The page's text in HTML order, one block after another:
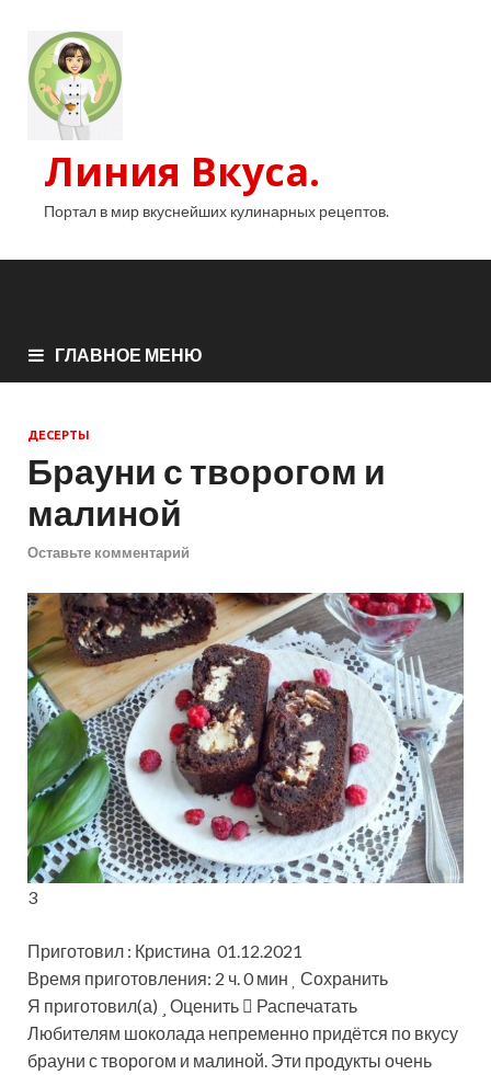
Линия Вкуса.
Портал в мир вкуснейших кулинарных рецептов.
ГЛАВНОЕ МЕНЮ
ДЕСЕРТЫ
Брауни с творогом и
малиной
Оставьте комментарий
3
Приготовил : Кристина 01.12.2021
Время приготовления: 2 ч. 0 мин
Сохранить
Я приготовил(а)
Оценить
Распечатать
Любителям шоколада непременно придётся по вкусу
брауни с творогом и малиной. Эти продукты очень